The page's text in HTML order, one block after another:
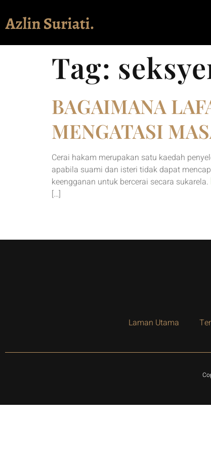
Tag:
BAGAIMANA
MENGATASI
Cerai hakam merupakan satu kaedah
apabila suami dan isteri tidak dapat
keengganan untuk bercerai secara sukarela.
[…]
Laman Utama